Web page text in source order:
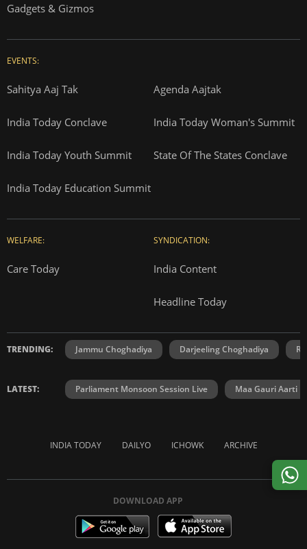
Gadgets & Gizmos
EVENTS:
Sahitya Aaj Tak Agenda Aajtak
India Today Conclave India Today Woman's Summit
India Today Youth Summit State Of The States Conclave
India Today Education Summit
WELFARE:
Care Today
SYNDICATION:
India Content
Headline Today
TRENDING: Jammu Choghadiya Darjeeling Choghadiya
LATEST: Parliament Monsoon Session Live Maa Gauri Aarti
INDIA TODAY DAILYO ICHOWK ARCHIVE
DOWNLOAD APP